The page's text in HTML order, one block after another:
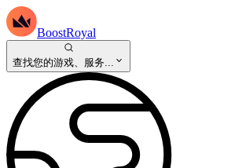
BoostRoyal
查找您的游戏、服务...